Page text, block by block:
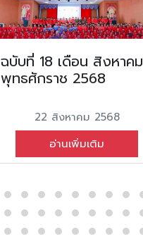
ฉบับที่ 18 เดือน สิงหาคม
พุทธศักราช 2568
22 สิงหาคม 2568
อ่านเพิ่มเติม